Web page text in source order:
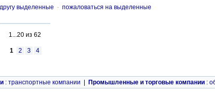
выделенные - пожаловаться на выделенные
1...20 из 62
1 2 3 4
: транспортные компании Промышленные и торговые компании :